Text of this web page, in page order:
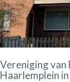
Vereniging van
Haarlemplein